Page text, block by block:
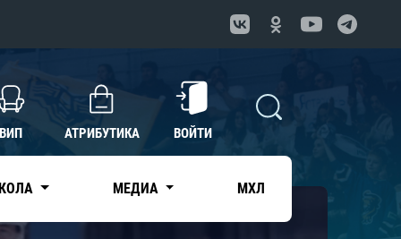
ВИП АТРИБУТИКА ВОЙТИ
МЕДИА МХЛ